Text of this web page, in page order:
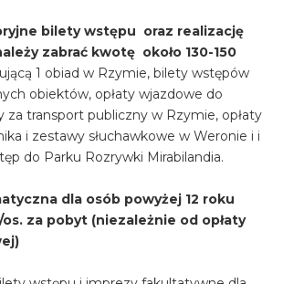
bilety wstępu oraz realizację
zabrać kwotę około 130-150
1 obiad w Rzymie, bilety wstępów
obiektów, opłaty wjazdowe do
za transport publiczny w Rzymie, opłaty
i zestawy słuchawkowe w Weronie i i
do Parku Rozrywki Mirabilandia.
dla osób powyżej 12 roku
os. za pobyt (niezależnie od opłaty